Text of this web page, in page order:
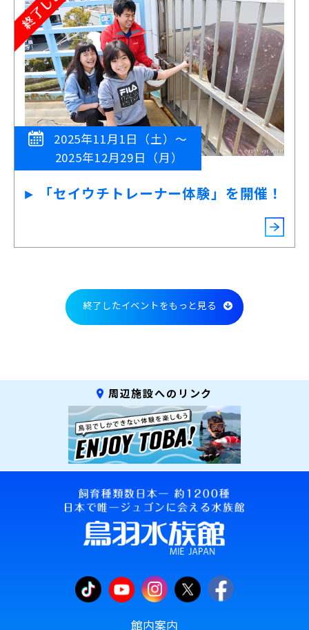
2025年11月1日（土）～
2025年12月29日（月）
「セイウチトレーナー体験」を開催！
終了したイベントをもっと見る
周辺施設へのリンク
館内案内